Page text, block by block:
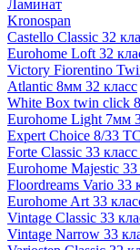
Ламинат
Kronospan
Castello Classic 32
Eurohome Loft 32
Victory Fiorentino
Atlantic 8мм 32 класс
White Box twin click
Eurohome Light 7мм
Expert Choice 8/33
Forte Classic 33
Eurohome Majestic
Floordreams Vario 33
Eurohome Art 33
Vintage Classic 33
Vintage Narrow 33